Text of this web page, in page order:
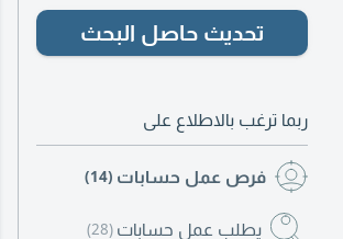
تحديث حاصل البحث
ربما ترغب بالاطلاع على
فرص عمل حسابات (14)
يطلب عمل حسابات (28)